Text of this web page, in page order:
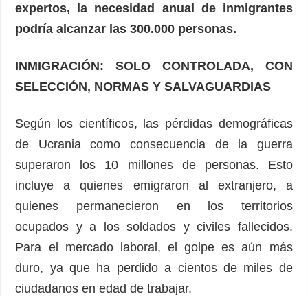
expertos, la necesidad anual de inmigrantes
podría alcanzar las 300.000 personas.
INMIGRACIÓN: SOLO CONTROLADA, CON
SELECCIÓN, NORMAS Y SALVAGUARDIAS
Según los científicos, las pérdidas demográficas
de Ucrania como consecuencia de la guerra
superaron los 10 millones de personas. Esto
incluye a quienes emigraron al extranjero, a
quienes permanecieron en los territorios
ocupados y a los soldados y civiles fallecidos.
Para el mercado laboral, el golpe es aún más
duro, ya que ha perdido a cientos de miles de
ciudadanos en edad de trabajar.